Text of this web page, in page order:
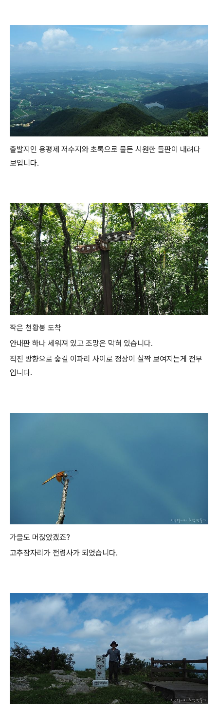
출발지인 용평제 저수지와 초록으로 물든 시원한 들판이 내려다
보입니다.
작은 천황봉 도착
안내판 하나 세워져 있고 조망은 막혀 있습니다.
직진 방향으로 숲길 이파리 사이로 정상이 살짝 보여지는게 전부
입니다.
가을도 머잖았겠죠?
고추잠자리가 전령사가 되었습니다.